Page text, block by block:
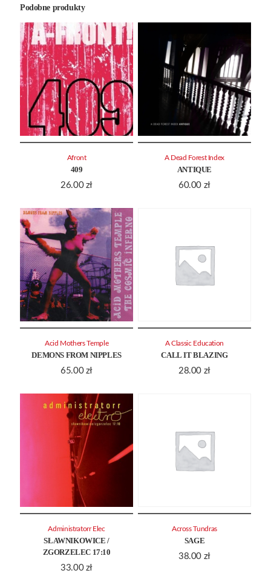
Podobne produkty
409
26.00 zł
Afront
ANTIQUE
60.00 zł
A Dead Forest Index
DEMONS FROM NIPPLES
65.00 zł
Acid Mothers Temple
CALL IT BLAZING
28.00 zł
A Classic Education
SŁAWNIKOWICE /
ZGORZELEC 17:10
33.00 zł
Administratorr Elec
SAGE
38.00 zł
Across Tundras